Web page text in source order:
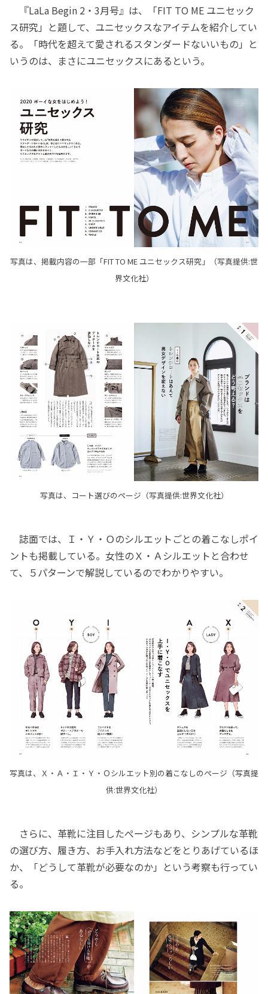
『LaLa Begin 2・3月号』は、「FIT TO ME ユニセック
ス研究」と題して、ユニセックスなアイテムを紹介してい
る。「時代を超えて愛されるスタンダードないいもの」と
いうのは、まさにユニセックスにあるという。
写真は、掲載内容の一部「FIT TO ME ユニセックス研究」（写真提供:世
界文化社）
写真は、コート選びのページ（写真提供:世界文化社）
誌面では、Ｉ・Ｙ・Ｏのシルエットごとの着こなしポイ
ントも掲載している。女性のＸ・Ａシルエットと合わせ
て、５パターンで解説しているのでわかりやすい。
写真は、Ｘ・Ａ・Ｉ・Ｙ・Ｏシルエット別の着こなしのページ（写真提
供:世界文化社）
さらに、革靴に注目したぺージもあり、シンプルな革靴
の選び方、履き方、お手入れ方法などをとりあげているほ
か、「どうして革靴が必要なのか」という考察も行ってい
る。